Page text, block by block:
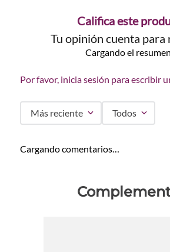
Califica este
Tu opinión cuenta para
Cargando el
Por favor, inicia sesión para escribir
Más reciente Todos
Cargando comentarios…